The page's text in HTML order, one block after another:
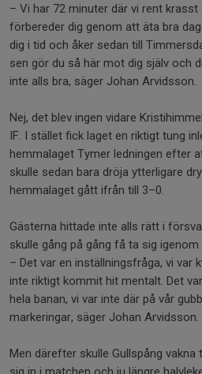
– Vi har 72 minuter där vi rent krasst
förbereder dig genom att äta bra
dig i tid och åker sedan till
sen gör du så här mot dig själv och
inte alls bra, säger Johan Arvidsson.
Nej, det blev ingen vidare
IF. I stället fick laget en riktigt tung
hemmalaget Tymer ledningen efter
skulle sedan bara dröja ytterligare
hemmalaget gått ifrån till 3–0.
Gästerna hittade inte alls rätt i
skulle gång på gång få ta sig
– Det var en inställningsfråga, vi var
inte riktigt kommit hit mentalt. Det
hela banan, vi var inte där på vår
markeringar, säger Johan Arvidsson.
Men därefter skulle Gullspång vakna